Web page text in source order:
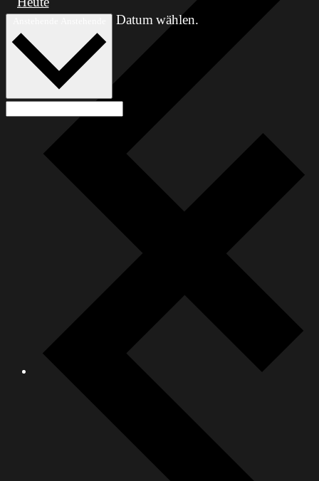
Datum wählen.